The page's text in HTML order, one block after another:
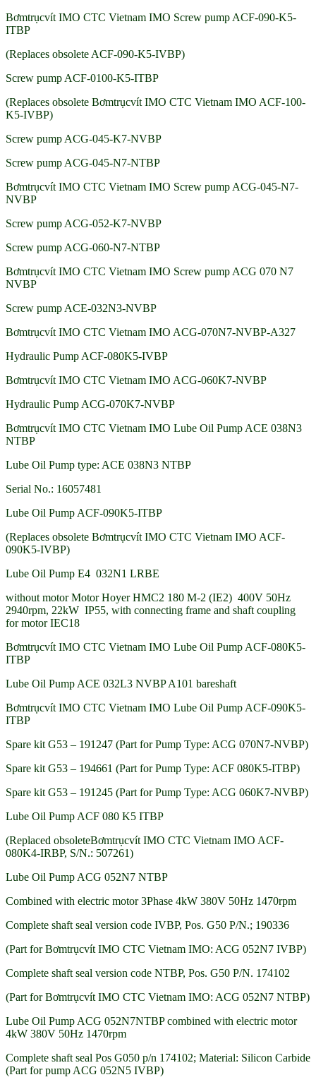
Bơmtrụcvít IMO CTC Vietnam IMO Screw pump ACF-090-K5-
ITBP
(Replaces obsolete ACF-090-K5-IVBP)
Screw pump ACF-0100-K5-ITBP
(Replaces obsolete Bơmtrụcvít IMO CTC Vietnam IMO ACF-100-
K5-IVBP)
Screw pump ACG-045-K7-NVBP
Screw pump ACG-045-N7-NTBP
Bơmtrụcvít IMO CTC Vietnam IMO Screw pump ACG-045-N7-
NVBP
Screw pump ACG-052-K7-NVBP
Screw pump ACG-060-N7-NTBP
Bơmtrụcvít IMO CTC Vietnam IMO Screw pump ACG 070 N7
NVBP
Screw pump ACE-032N3-NVBP
Bơmtrụcvít IMO CTC Vietnam IMO ACG-070N7-NVBP-A327
Hydraulic Pump ACF-080K5-IVBP
Bơmtrụcvít IMO CTC Vietnam IMO ACG-060K7-NVBP
Hydraulic Pump ACG-070K7-NVBP
Bơmtrụcvít IMO CTC Vietnam IMO Lube Oil Pump ACE 038N3
NTBP
Lube Oil Pump type: ACE 038N3 NTBP
Serial No.: 16057481
Lube Oil Pump ACF-090K5-ITBP
(Replaces obsolete Bơmtrụcvít IMO CTC Vietnam IMO ACF-
090K5-IVBP)
Lube Oil Pump E4 032N1 LRBE
without motor Motor Hoyer HMC2 180 M-2 (IE2) 400V 50Hz
2940rpm, 22kW IP55, with connecting frame and shaft coupling
for motor IEC18
Bơmtrụcvít IMO CTC Vietnam IMO Lube Oil Pump ACF-080K5-
ITBP
Lube Oil Pump ACE 032L3 NVBP A101 bareshaft
Bơmtrụcvít IMO CTC Vietnam IMO Lube Oil Pump ACF-090K5-
ITBP
Spare kit G53 – 191247 (Part for Pump Type: ACG 070N7-NVBP)
Spare kit G53 – 194661 (Part for Pump Type: ACF 080K5-ITBP)
Spare kit G53 – 191245 (Part for Pump Type: ACG 060K7-NVBP)
Lube Oil Pump ACF 080 K5 ITBP
(Replaced obsoleteBơmtrụcvít IMO CTC Vietnam IMO ACF-
080K4-IRBP, S/N.: 507261)
Lube Oil Pump ACG 052N7 NTBP
Combined with electric motor 3Phase 4kW 380V 50Hz 1470rpm
Complete shaft seal version code IVBP, Pos. G50 P/N.; 190336
(Part for Bơmtrụcvít IMO CTC Vietnam IMO: ACG 052N7 IVBP)
Complete shaft seal version code NTBP, Pos. G50 P/N. 174102
(Part for Bơmtrụcvít IMO CTC Vietnam IMO: ACG 052N7 NTBP)
Lube Oil Pump ACG 052N7NTBP combined with electric motor
4kW 380V 50Hz 1470rpm
Complete shaft seal Pos G050 p/n 174102; Material: Silicon Carbide
(Part for pump ACG 052N5 IVBP)